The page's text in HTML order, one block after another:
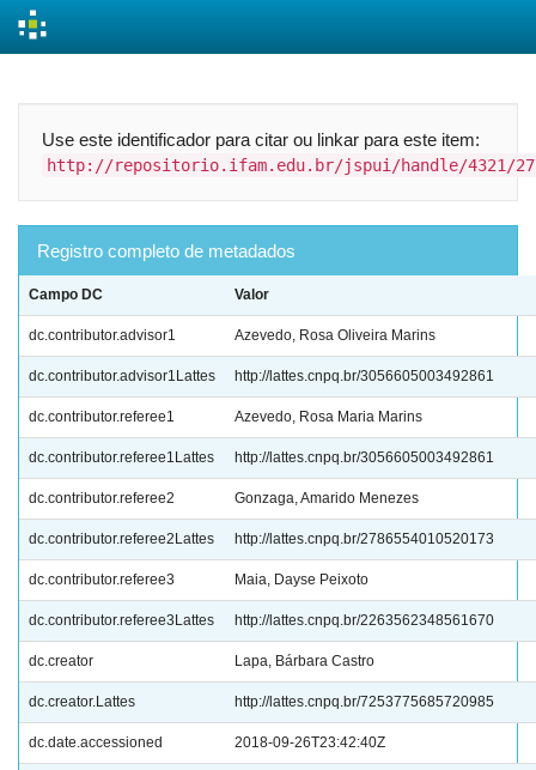
Use este identificador para citar ou linkar para este item:
http://repositorio.ifam.edu.br/jspui/handle/4321/
Registro completo de metadados
Campo DC Valor
dc.contributor.advisor1 Azevedo, Rosa Oliveira Marins
dc.contributor.advisor1Lattes http://lattes.cnpq.br/3056605003492861
dc.contributor.referee1 Azevedo, Rosa Maria Marins
dc.contributor.referee1Lattes http://lattes.cnpq.br/3056605003492861
dc.contributor.referee2 Gonzaga, Amarido Menezes
dc.contributor.referee2Lattes http://lattes.cnpq.br/2786554010520173
dc.contributor.referee3 Maia, Dayse Peixoto
dc.contributor.referee3Lattes http://lattes.cnpq.br/2263562348561670
dc.creator Lapa, Bárbara Castro
dc.creator.Lattes http://lattes.cnpq.br/7253775685720985
dc.date.accessioned 2018-09-26T23:42:40Z